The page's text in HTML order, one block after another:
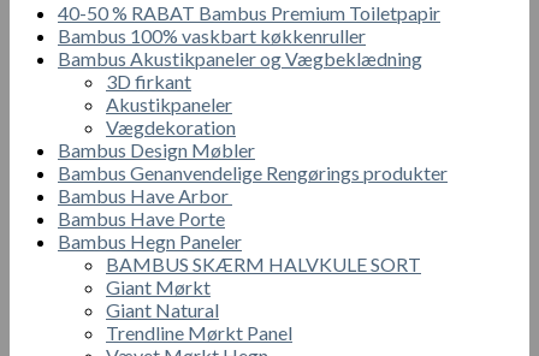
40-50 % RABAT Bambus Premium Toiletpapir
Bambus 100% vaskbart køkkenruller
Bambus Akustikpaneler og Vægbeklædning
3D firkant
Akustikpaneler
Vægdekoration
Bambus Design Møbler
Bambus Genanvendelige Rengørings produkter
Bambus Have Arbor
Bambus Have Porte
Bambus Hegn Paneler
BAMBUS SKÆRM HALVKULE SORT
Giant Mørkt
Giant Natural
Trendline Mørkt Panel